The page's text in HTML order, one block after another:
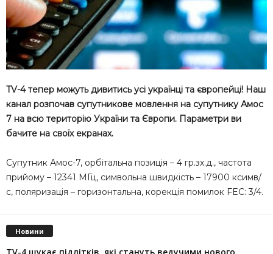
TV-4 тепер можуть дивитись усі українці та європейці! Наш
канал розпочав супутникове мовлення на супутнику Амос
7 на всю територію України та Європи. Параметри ви
бачите на своїх екранах.
Супутник Амос-7, орбітальна позиція – 4 гр.зх.д., частота
прийому – 12341 МГц, символьна швидкість – 17900 ксимв/
с, поляризація – горизонтальна, корекція помилок FEC: 3/4.
Новини